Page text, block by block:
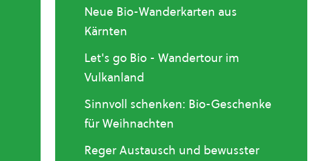
Neue Bio-Wanderkarten aus
Kärnten
Let's go Bio - Wandertour im
Vulkanland
Sinnvoll schenken: Bio-Geschenke
für Weihnachten
Reger Austausch und bewusster